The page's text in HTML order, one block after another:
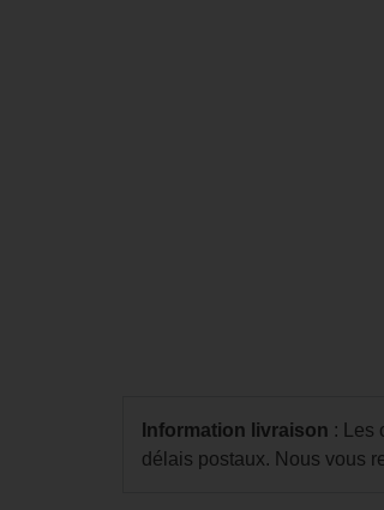
Information livraison : Les
délais postaux. Nous vous